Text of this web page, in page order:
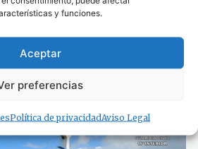
y funciones.
Aceptar
preferencias
Política de privacidadAviso Legal
once toneladas de hachís
en Málaga y Algeciras